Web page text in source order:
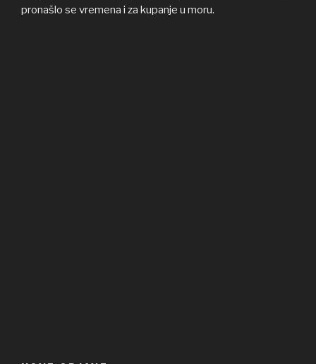
pronašlo se vremena i za kupanje u moru.